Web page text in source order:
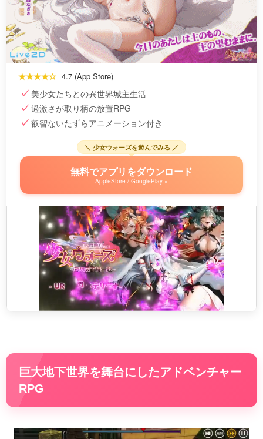
★★★★☆ 4.7 (App Store)
美少女たちとの異世界城主生活
過激さが取り柄の放置RPG
叡智ないたずらアニメーション付き
＼ 少女ウォーズを遊んでみる ／
無料でアプリをダウンロード
AppleStore / GooglePlay »
巨大地下世界を舞台にしたアドベンチャー
RPG
動